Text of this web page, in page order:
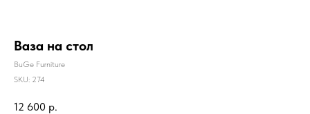
Ваза на стол
BuGe Furniture
SKU: 274
12 600 р.